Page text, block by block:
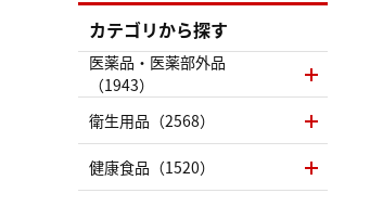
カテゴリから探す
医薬品・医薬部外品
（1943）
衛生用品（2568）
健康食品（1520）